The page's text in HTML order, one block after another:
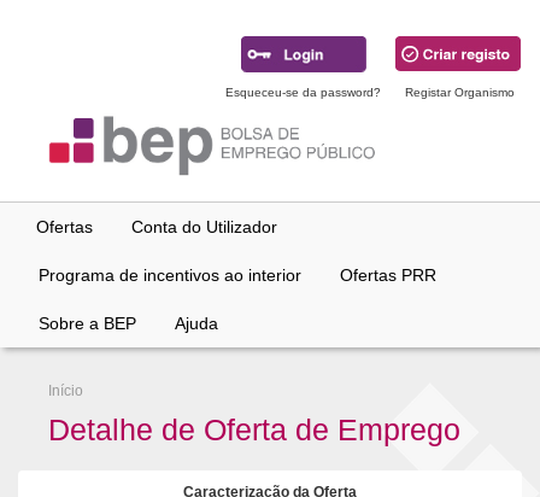
Esqueceu-se da password? Registar Organismo
Ofertas Conta do Utilizador
Programa de incentivos ao interior Ofertas PRR
Sobre a BEP Ajuda
Início
Detalhe de Oferta de Emprego
Caracterização da Oferta